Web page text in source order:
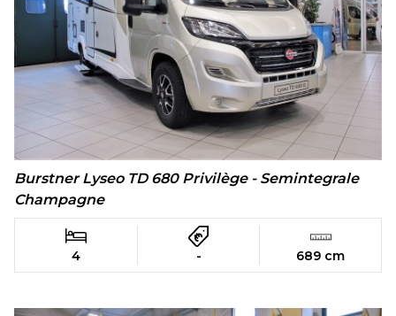
Burstner Lyseo TD 680 Privilège - Semintegrale
Champagne
4 - 689 cm